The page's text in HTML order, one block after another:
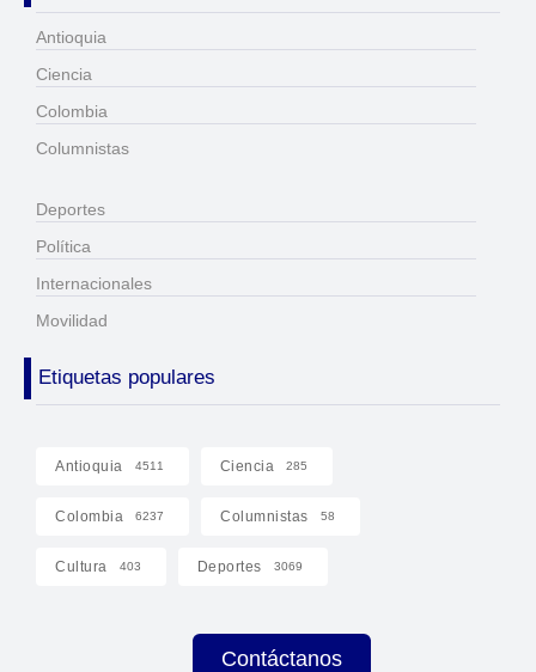
Antioquia
Ciencia
Colombia
Columnistas
Deportes
Política
Internacionales
Movilidad
Etiquetas populares
Antioquia 4511 Ciencia 285
Colombia 6237 Columnistas 58
Cultura 403 Deportes 3069
Contáctanos